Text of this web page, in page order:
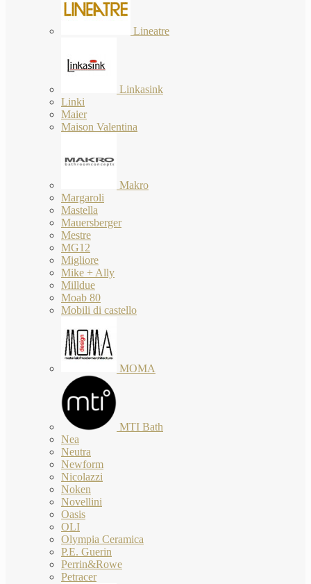
Lineatre
Linkasink
Linki
Maier
Maison Valentina
Makro
Margaroli
Mastella
Mauersberger
Mestre
MG12
Migliore
Mike + Ally
Milldue
Moab 80
Mobili di castello
MOMA
MTI Bath
Nea
Neutra
Newform
Nicolazzi
Noken
Novellini
Oasis
OLI
Olympia Ceramica
P.E. Guerin
Perrin&Rowe
Petracer